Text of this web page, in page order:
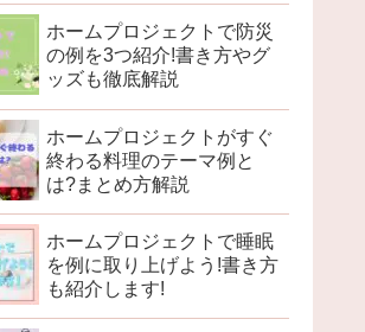
ホームプロジェクトで防災
の例を3つ紹介!書き方やグ
ッズも徹底解説
ホームプロジェクトがすぐ
終わる料理のテーマ例と
は?まとめ方解説
ホームプロジェクトで睡眠
を例に取り上げよう!書き方
も紹介します!